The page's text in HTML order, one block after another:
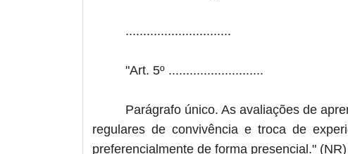
..............................
"Art. 5º ...........................
Parágrafo único. As avaliações de
regulares de convivência e troca de
preferencialmente de forma presencial." (NR)